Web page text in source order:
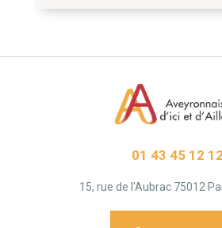
01 43 45 12 12
15, rue de l'Aubrac 75012